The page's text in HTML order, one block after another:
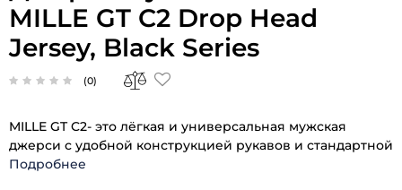
MILLE GT C2 Drop Head
Jersey, Black Series
(0)
MILLE GT C2- это лёгкая и универсальная мужская
джерси с удобной конструкцией рукавов и стандартной
Подробнее